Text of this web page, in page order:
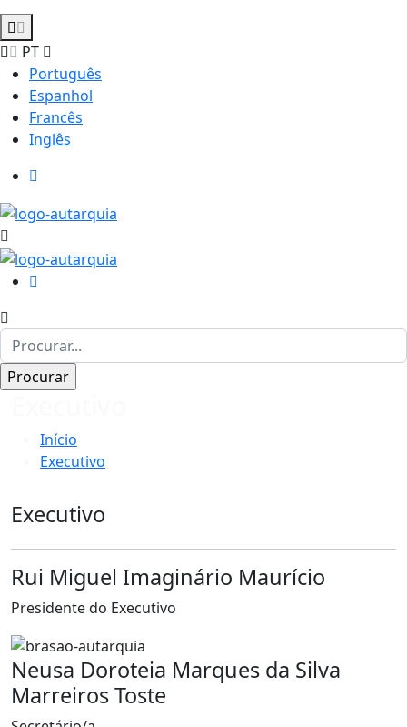
PT
Português
Espanhol
Francês
Inglês
Início
Executivo
Executivo
Rui Miguel Imaginário Maurício
Presidente do Executivo
Neusa Doroteia Marques da Silva
Marreiros Toste